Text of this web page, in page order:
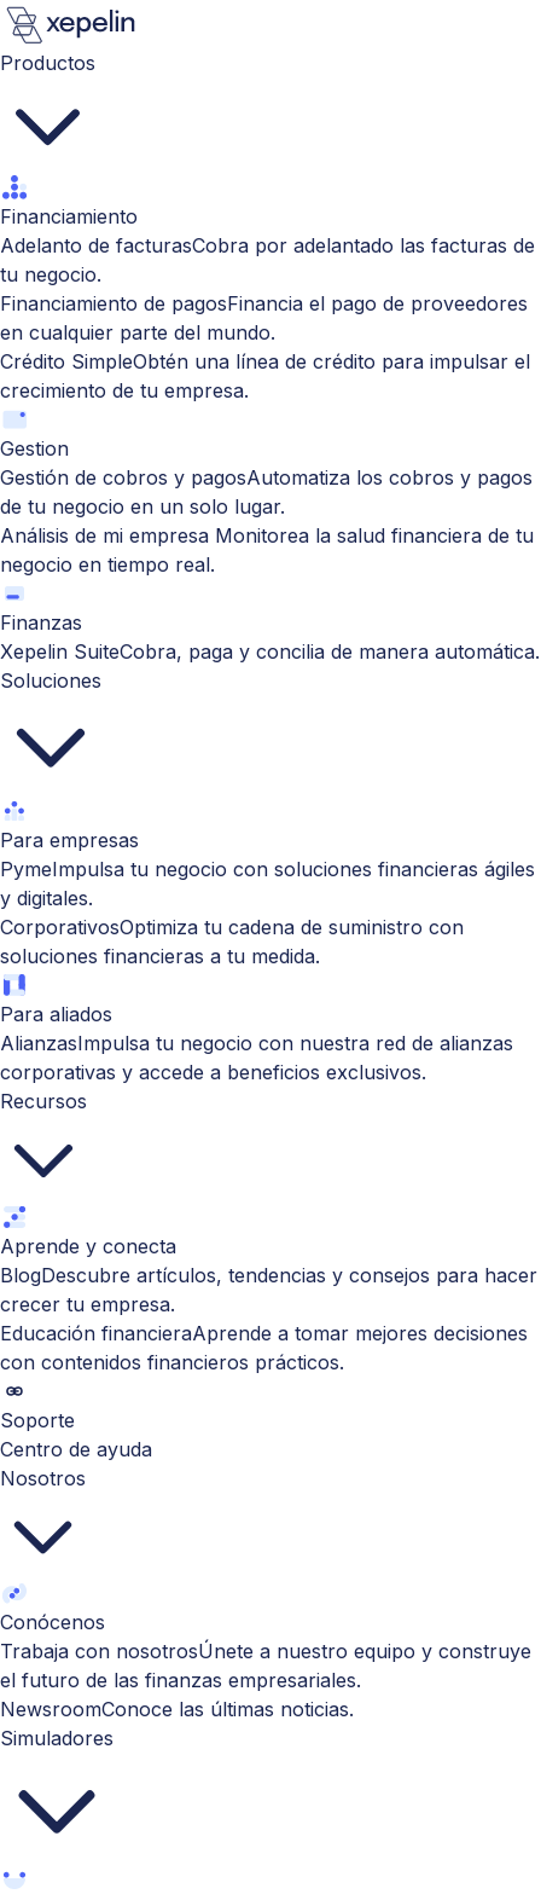
Productos
Financiamiento
Adelanto de facturasCobra por adelantado las facturas de
tu negocio.
Financiamiento de pagosFinancia el pago de proveedores
en cualquier parte del mundo.
Crédito SimpleObtén una línea de crédito para impulsar el
crecimiento de tu empresa.
Gestion
Gestión de cobros y pagosAutomatiza los cobros y pagos
de tu negocio en un solo lugar.
Análisis de mi empresa Monitorea la salud financiera de tu
negocio en tiempo real.
Finanzas
Xepelin SuiteCobra, paga y concilia de manera automática.
Soluciones
Para empresas
PymeImpulsa tu negocio con soluciones financieras ágiles
y digitales.
CorporativosOptimiza tu cadena de suministro con
soluciones financieras a tu medida.
Para aliados
AlianzasImpulsa tu negocio con nuestra red de alianzas
corporativas y accede a beneficios exclusivos.
Recursos
Aprende y conecta
BlogDescubre artículos, tendencias y consejos para hacer
crecer tu empresa.
Educación financieraAprende a tomar mejores decisiones
con contenidos financieros prácticos.
Soporte
Centro de ayuda
Nosotros
Conócenos
Trabaja con nosotrosÚnete a nuestro equipo y construye
el futuro de las finanzas empresariales.
NewsroomConoce las últimas noticias.
Simuladores